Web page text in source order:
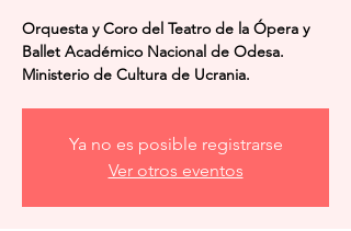
Orquesta y Coro del Teatro de la Ópera y
Ballet Académico Nacional de Odesa.
Ministerio de Cultura de Ucrania.
Ya no es posible registrarse
Ver otros eventos